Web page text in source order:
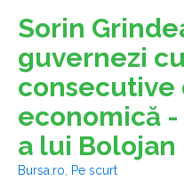
Sorin
guvernezi
consecutive
economică
a lui Bolojan
Bursa.ro
Pe scurt